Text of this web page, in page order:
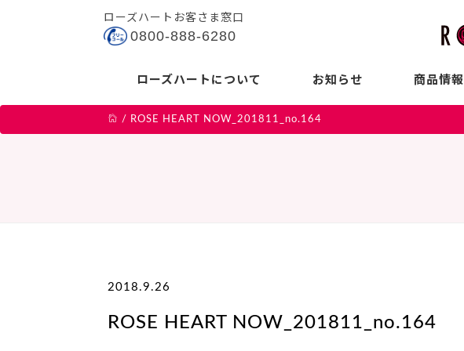
ローズハートについて お知らせ 商品情報
ローズハートお客さま窓口
0800-888-6280
/ ROSE HEART NOW_201811_no.164
2018.9.26
ROSE HEART NOW_201811_no.164